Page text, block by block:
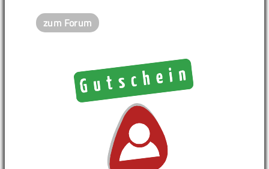
zum Forum